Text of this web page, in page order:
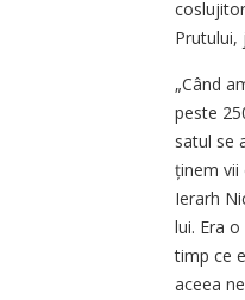
Prutului,
„Când
peste
satul se
ținem vii
Ierarh
lui. Era
timp ce
aceea